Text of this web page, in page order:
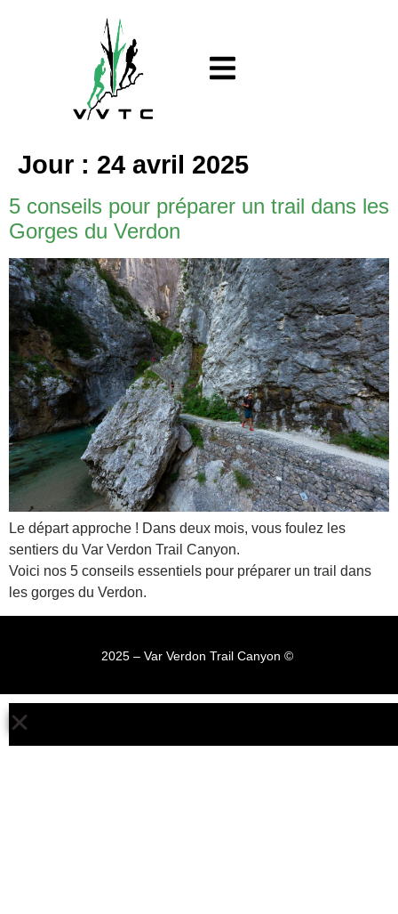
Jour : 24 avril 2025
5 conseils pour préparer un trail dans les
Gorges du Verdon
Le départ approche ! Dans deux mois, vous foulez les
sentiers du Var Verdon Trail Canyon.
Voici nos 5 conseils essentiels pour préparer un trail dans
les gorges du Verdon.
2025 – Var Verdon Trail Canyon © ​